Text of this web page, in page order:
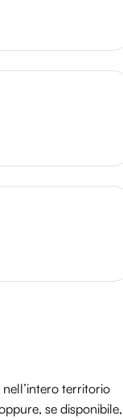
territorio
se disponibile,